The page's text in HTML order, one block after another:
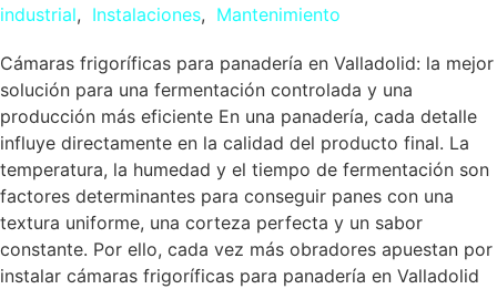
industrial, Instalaciones, Mantenimiento
Cámaras frigoríficas para panadería en Valladolid: la mejor
solución para una fermentación controlada y una
producción más eficiente En una panadería, cada detalle
influye directamente en la calidad del producto final. La
temperatura, la humedad y el tiempo de fermentación son
factores determinantes para conseguir panes con una
textura uniforme, una corteza perfecta y un sabor
constante. Por ello, cada vez más obradores apuestan por
instalar cámaras frigoríficas para panadería en Valladolid